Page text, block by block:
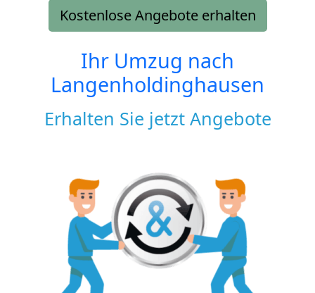
Kostenlose Angebote erhalten
Ihr Umzug nach
Langenholdinghausen
Erhalten Sie jetzt Angebote